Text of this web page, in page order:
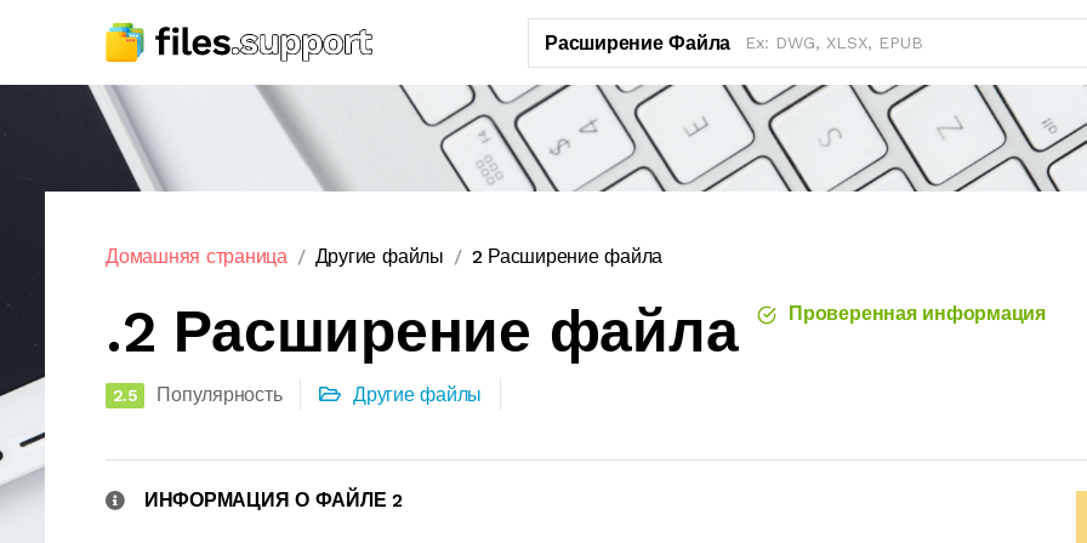
Расширение Файла
Домашняя страница Другие файлы 2 Расширение файла
.2 Расширение файла Проверенная информация
2.5 Популярность Другие файлы
ИНФОРМАЦИЯ О ФАЙЛЕ 2